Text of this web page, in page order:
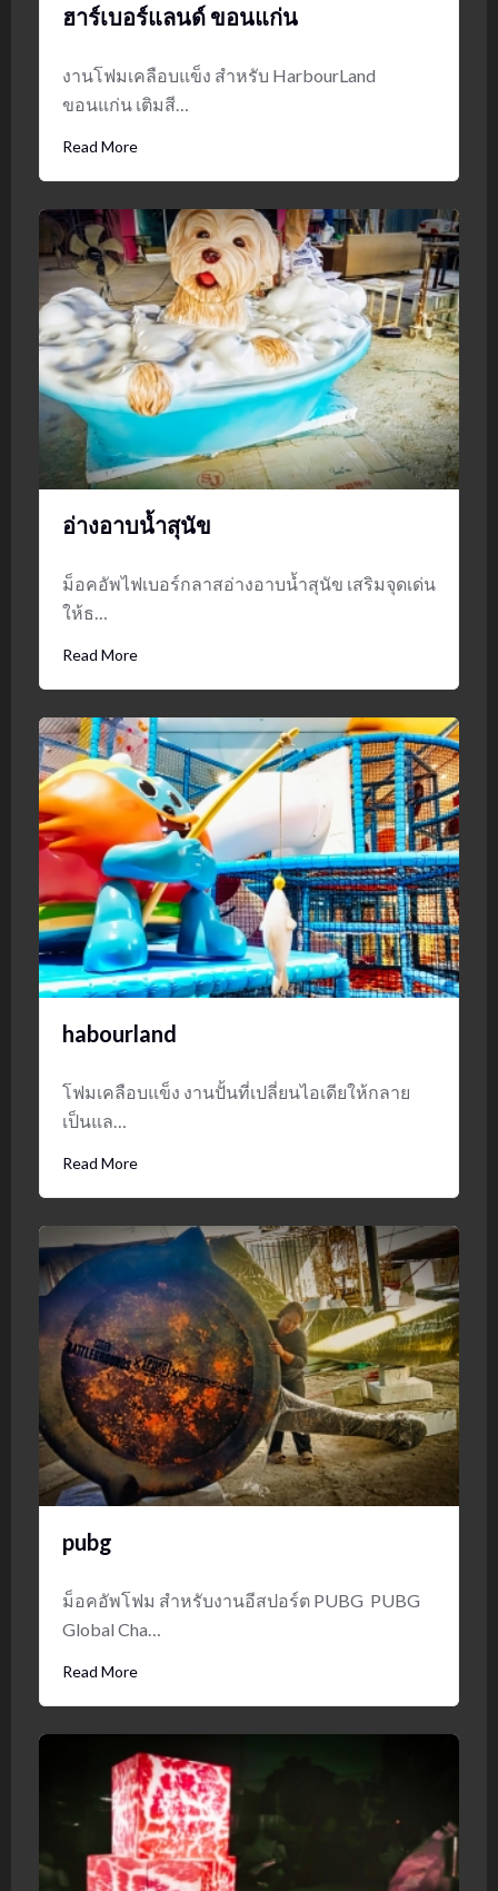
ฮาร์เบอร์แลนด์ ขอนแก่น
งานโฟมเคลือบแข็ง สำหรับ HarbourLand
ขอนแก่น เติมสี…
Read More
อ่างอาบน้ำสุนัข
ม็อคอัพไฟเบอร์กลาสอ่างอาบน้ำสุนัข เสริมจุดเด่น
ให้ธ…
Read More
habourland
โฟมเคลือบแข็ง งานปั้นที่เปลี่ยนไอเดียให้กลาย
เป็นแล…
Read More
pubg
ม็อคอัพโฟม สำหรับงานอีสปอร์ต PUBG PUBG
Global Cha…
Read More